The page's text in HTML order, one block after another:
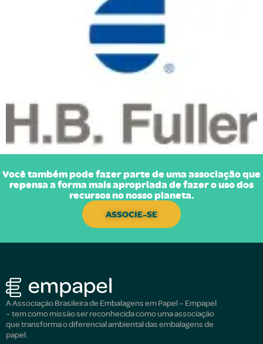
Você também pode fazer parte de uma associação que
repensa a forma mais apropriada de fazer o uso dos
recursos no nosso planeta.
ASSOCIE-SE
A Associação Brasileira de Embalagens em Papel – Empapel
– tem como missão ser reconhecida como uma associação
que transforma o diferencial ambiental das embalagens de
papel.